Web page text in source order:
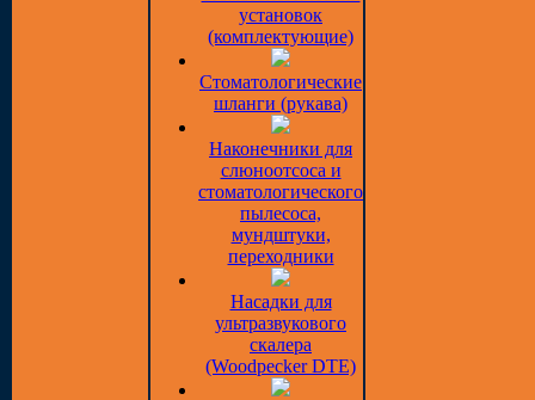
установок
(комплектующие)
Стоматологические
шланги (рукава)
Наконечники для
слюноотсоса и
стоматологического
пылесоса,
мундштуки,
переходники
Насадки для
ультразвукового
скалера
(Woodpecker DTE)